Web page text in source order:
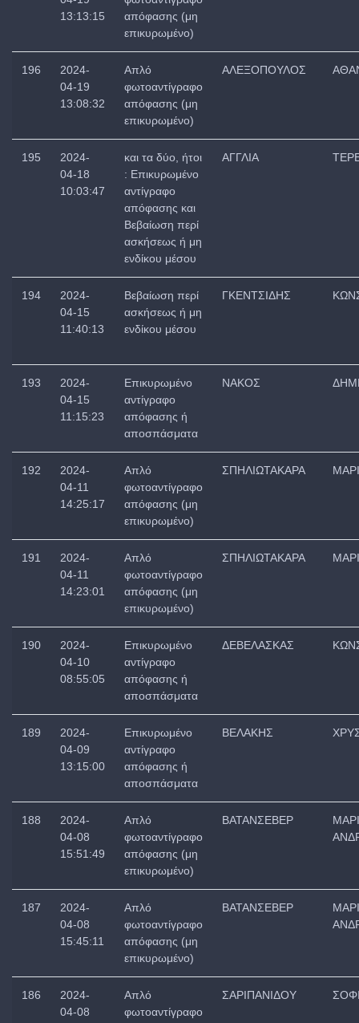
13:13:15
απόφασης (μη
επικυρωμένο)
196
2024-
04-19
13:08:32
Απλό
φωτοαντίγραφο
απόφασης (μη
επικυρωμένο)
ΑΛΕΞΟΠΟΥΛΟΣ
195
2024-
04-18
10:03:47
και τα δύο, ήτοι
: Επικυρωμένο
αντίγραφο
απόφασης και
Βεβαίωση περί
ασκήσεως ή μη
ενδίκου μέσου
ΑΓΓΛΙΑ
194
2024-
04-15
11:40:13
Βεβαίωση περί
ασκήσεως ή μη
ενδίκου μέσου
ΓΚΕΝΤΣΙΔΗΣ
193
2024-
04-15
11:15:23
Επικυρωμένο
αντίγραφο
απόφασης ή
αποσπάσματα
ΝΑΚΟΣ
192
2024-
04-11
14:25:17
Απλό
φωτοαντίγραφο
απόφασης (μη
επικυρωμένο)
ΣΠΗΛΙΩΤΑΚΑΡΑ
191
2024-
04-11
14:23:01
Απλό
φωτοαντίγραφο
απόφασης (μη
επικυρωμένο)
ΣΠΗΛΙΩΤΑΚΑΡΑ
190
2024-
04-10
08:55:05
Επικυρωμένο
αντίγραφο
απόφασης ή
αποσπάσματα
ΔΕΒΕΛΑΣΚΑΣ
189
2024-
04-09
13:15:00
Επικυρωμένο
αντίγραφο
απόφασης ή
αποσπάσματα
ΒΕΛΑΚΗΣ
188
2024-
04-08
15:51:49
Απλό
φωτοαντίγραφο
απόφασης (μη
επικυρωμένο)
ΒΑΤΑΝΣΕΒΕΡ
187
2024-
04-08
15:45:11
Απλό
φωτοαντίγραφο
απόφασης (μη
επικυρωμένο)
ΒΑΤΑΝΣΕΒΕΡ
186
2024-
04-08
Απλό
φωτοαντίγραφο
ΣΑΡΙΠΑΝΙΔΟΥ